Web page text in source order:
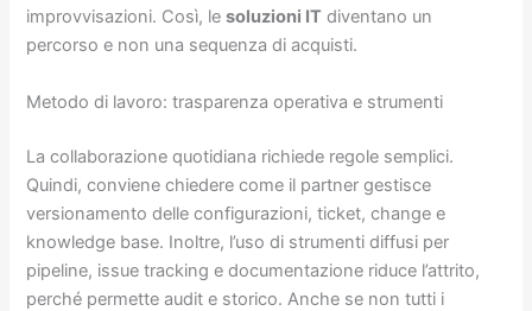
improvvisazioni. Così, lesoluzioni IT diventano un
percorso e non una sequenza di acquisti.
Metodo di lavoro: trasparenza operativa e strumenti
La collaborazione quotidiana richiede regole semplici.
Quindi, conviene chiedere come il partner gestisce
versionamento delle configurazioni, ticket, change e
knowledge base. Inoltre, l’uso di strumenti diffusi per
pipeline, issue tracking e documentazione riduce l’attrito,
perché permette audit e storico. Anche se non tutti i